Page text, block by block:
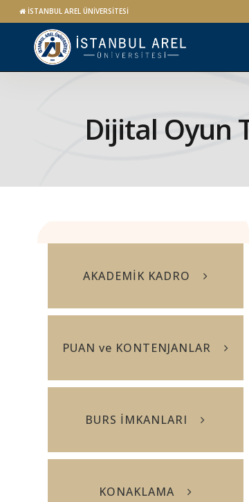
İSTANBUL AREL ÜNİVERSİTESİ
Dijital Oyun
AKADEMİK KADRO
PUAN ve KONTENJANLAR
BURS İMKANLARI
KONAKLAMA